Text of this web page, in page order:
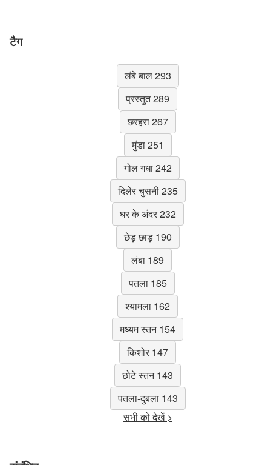
टैग
लंबे बाल 293
प्रस्तुत 289
छरहरा 267
मुंडा 251
गोल गधा 242
दिलेर चुसनी 235
घर के अंदर 232
छेड़ छाड़ 190
लंबा 189
पतला 185
श्यामला 162
मध्यम स्तन 154
किशोर 147
छोटे स्तन 143
पतला-दुबला 143
सभी को देखें >